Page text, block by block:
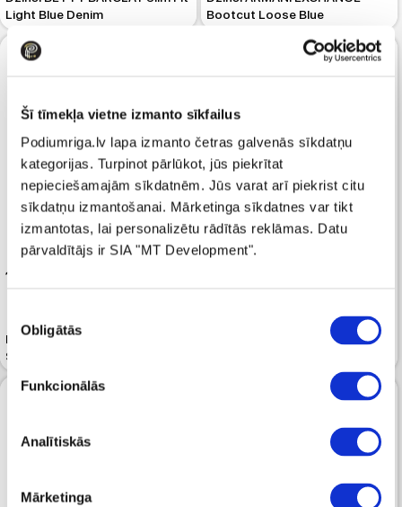
Šī tīmekļa vietne izmanto sīkfailus
Podiumriga.lv lapa izmanto četras galvenās sīkdatņu
kategorijas. Turpinot pārlūkot, jūs piekrītat
nepieciešamajām sīkdatnēm. Jūs varat arī piekrist citu
sīkdatņu izmantošanai. Mārketinga sīkdatnes var tikt
izmantotas, lai personalizētu rādītās reklāmas. Datu
pārvaldītājs ir SIA "MT Development".
izvēle
Obligātās
Funkcionālās
Analītiskās
Mārketinga
Light Blue Denim
Bootcut Loose Blue
175.99
Džinsi KARL LAGERFELD Retro
Straight Dark Blue Denim
-50%
75
Džinsi KARL LAGERFELD Klj
Seamed Straight Washed Mid